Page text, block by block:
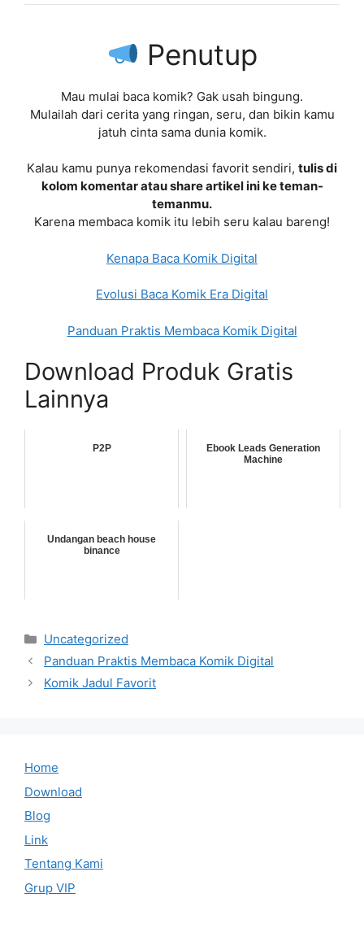
Penutup
Mau mulai baca komik? Gak usah bingung.
Mulailah dari cerita yang ringan, seru, dan bikin kamu
jatuh cinta sama dunia komik.
Kalau kamu punya rekomendasi favorit sendiri, tulis di
kolom komentar atau share artikel ini ke teman-
temanmu.
Karena membaca komik itu lebih seru kalau bareng!
Kenapa Baca Komik Digital
Evolusi Baca Komik Era Digital
Panduan Praktis Membaca Komik Digital
Download Produk Gratis
Lainnya
P2P
Ebook Leads Generation
Machine
Undangan beach house
binance
Categories
Uncategorized
Panduan Praktis Membaca Komik Digital
Komik Jadul Favorit
Home
Download
Blog
Link
Tentang Kami
Grup VIP